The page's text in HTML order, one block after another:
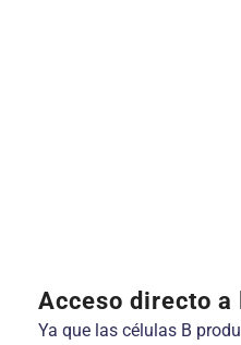
Acceso directo a
Ya que las células B